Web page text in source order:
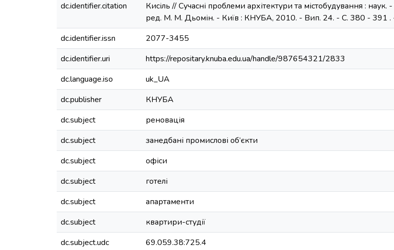
dc.identifier.citation
Кисіль // Сучасні проблеми архітектури та містобудування : наук.
ред. М. М. Дьомін. - Київ : КНУБА, 2010. - Вип. 24. - С. 380 - 391 . -
dc.identifier.issn
2077-3455
dc.identifier.uri
https://repositary.knuba.edu.ua/handle/987654321/2833
dc.language.iso
uk_UA
dc.publisher
КНУБА
dc.subject
реновація
dc.subject
занедбані промислові об’єкти
dc.subject
офіси
dc.subject
готелі
dc.subject
апартаменти
dc.subject
квартири-студії
dc.subject.udc
69.059.38:725.4